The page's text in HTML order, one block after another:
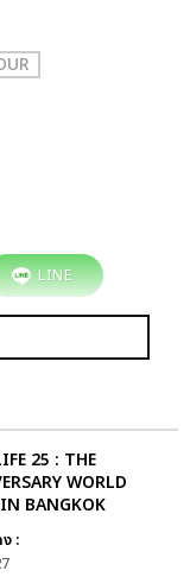
LINE
25 : THE
WORLD
BANGKOK
: